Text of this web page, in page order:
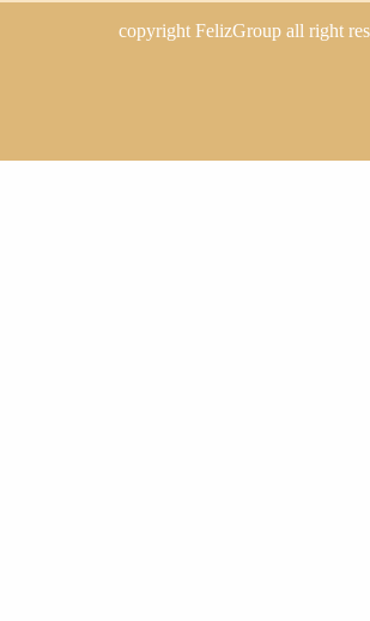
copyright FelizGroup all right